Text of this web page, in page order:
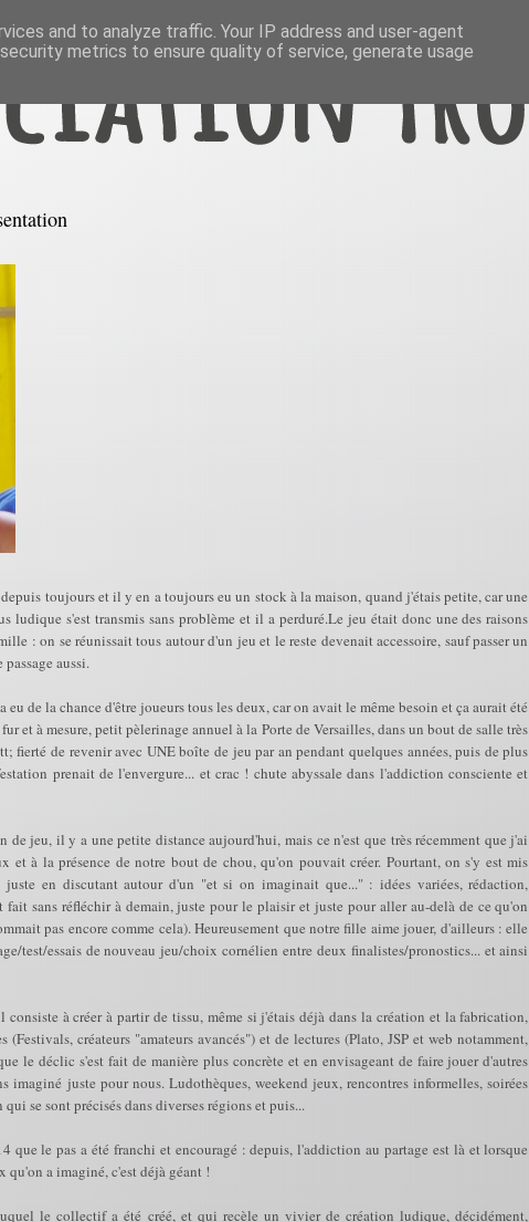
toujours et il y en a toujours eu un stock à la maison, quand j'étais petite, car une
ludique s'est transmis sans problème et il a perduré.Le jeu était donc une des raisons
: on se réunissait tous autour d'un jeu et le reste devenait accessoire, sauf passer un
aussi.
de la chance d'être joueurs tous les deux, car on avait le même besoin et ça aurait été
et à mesure, petit pèlerinage annuel à la Porte de Versailles, dans un bout de salle très
fierté de revenir avec UNE boîte de jeu par an pendant quelques années, puis de plus
prenait de l'envergure... et crac ! chute abyssale dans l'addiction consciente et
de jeu, il y a une petite distance aujourd'hui, mais ce n'est que très récemment que j'ai
et à la présence de notre bout de chou, qu'on pouvait créer. Pourtant, on s'y est mis
juste en discutant autour d'un "et si on imaginait que..." : idées variées, rédaction,
fait sans réfléchir à demain, juste pour le plaisir et juste pour aller au-delà de ce qu'on
pas encore comme cela). Heureusement que notre fille aime jouer, d'ailleurs : elle
test/essais de nouveau jeu/choix cornélien entre deux finalistes/pronostics... et ainsi
à créer à partir de tissu, même si j'étais déjà dans la création et la fabrication,
(Festivals, créateurs "amateurs avancés") et de lectures (Plato, JSP et web notamment,
le déclic s'est fait de manière plus concrète et en envisageant de faire jouer d'autres
imaginé juste pour nous. Ludothèques, weekend jeux, rencontres informelles, soirées
se sont précisés dans diverses régions et puis...
que le pas a été franchi et encouragé : depuis, l'addiction au partage est là et lorsque
qu'on a imaginé, c'est déjà géant !
le collectif a été créé, et qui recèle un vivier de création ludique, décidément,
and to analyze traffic. Your IP address and user-agent
metrics to ensure quality of service, generate usage